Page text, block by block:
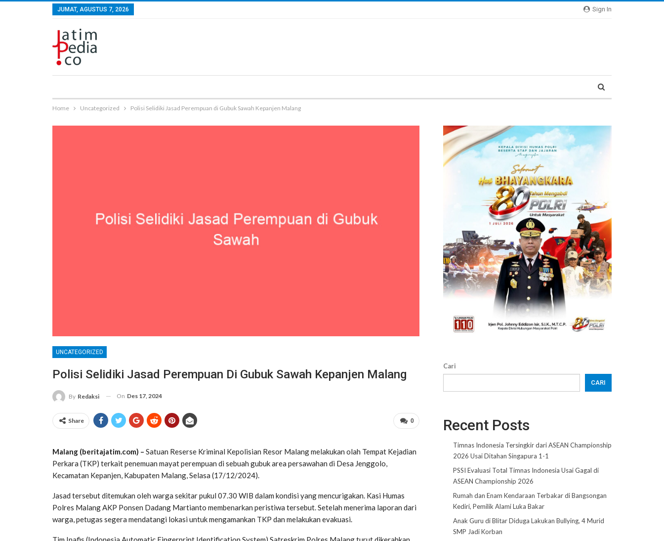
Sign In
JUMAT, AGUSTUS 7, 2026
Home Uncategorized Polisi Selidiki Jasad Perempuan di Gubuk Sawah Kepanjen Malang
UNCATEGORIZED
Polisi Selidiki Jasad Perempuan Di Gubuk Sawah Kepanjen Malang
By Redaksi On Des 17, 2024
0
Share
Malang (beritajatim.com) – Satuan Reserse Kriminal Kepolisian Resor Malang melakukan olah Tempat Kejadian
Perkara (TKP) terkait penemuan mayat perempuan di sebuah gubuk area persawahan di Desa Jenggolo,
Kecamatan Kepanjen, Kabupaten Malang, Selasa (17/12/2024).
Jasad tersebut ditemukan oleh warga sekitar pukul 07.30 WIB dalam kondisi yang mencurigakan. Kasi Humas
Polres Malang AKP Ponsen Dadang Martianto membenarkan peristiwa tersebut. Setelah menerima laporan dari
warga, petugas segera mendatangi lokasi untuk mengamankan TKP dan melakukan evakuasi.
Cari
CARI
Recent Posts
Timnas Indonesia Tersingkir dari ASEAN Championship
2026 Usai Ditahan Singapura 1-1
PSSI Evaluasi Total Timnas Indonesia Usai Gagal di
ASEAN Championship 2026
Rumah dan Enam Kendaraan Terbakar di Bangsongan
Kediri, Pemilik Alami Luka Bakar
Anak Guru di Blitar Diduga Lakukan Bullying, 4 Murid
SMP Jadi Korban